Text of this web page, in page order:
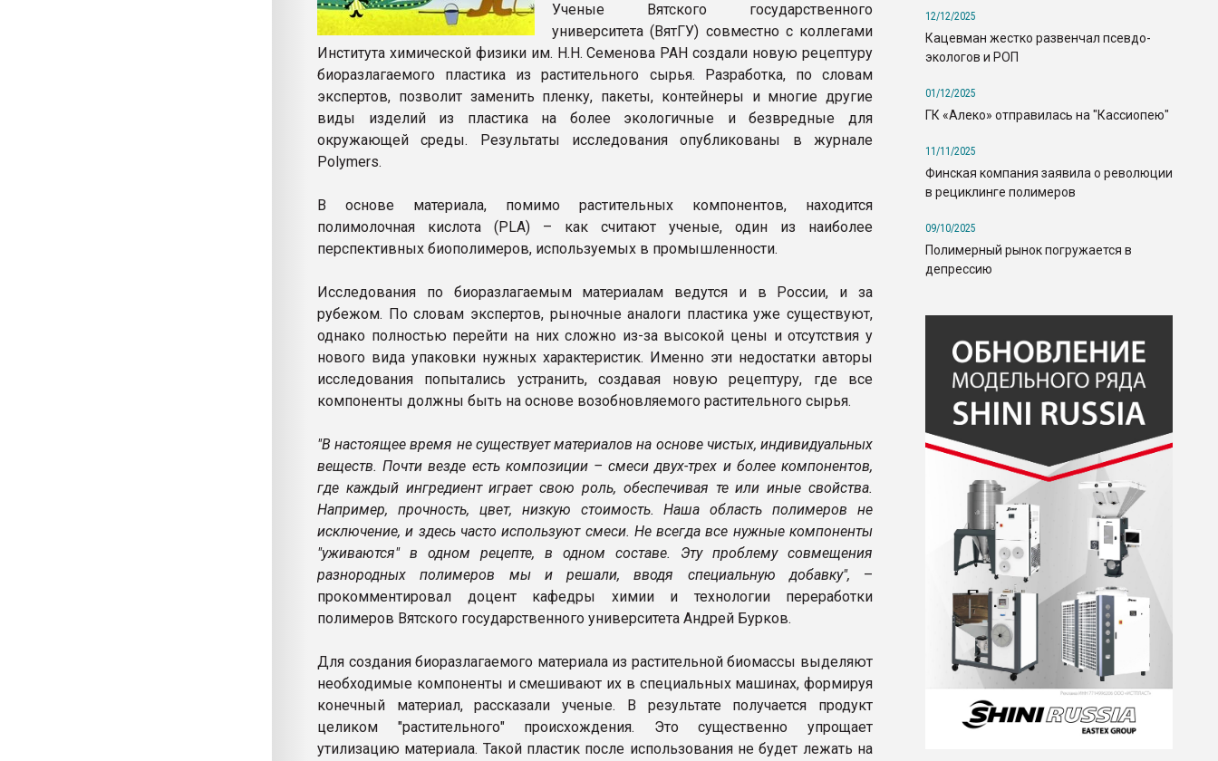
Ученые Вятского государственного
университета (ВятГУ) совместно с коллегами
Института химической физики им. Н.Н. Семенова РАН создали новую рецептуру
биоразлагаемого пластика из растительного сырья. Разработка, по словам
экспертов, позволит заменить пленку, пакеты, контейнеры и многие другие
виды изделий из пластика на более экологичные и безвредные для
окружающей среды. Результаты исследования опубликованы в журнале
Polymers.
В основе материала, помимо растительных компонентов, находится
полимолочная кислота (PLA) – как считают ученые, один из наиболее
перспективных биополимеров, используемых в промышленности.
Исследования по биоразлагаемым материалам ведутся и в России, и за
рубежом. По словам экспертов, рыночные аналоги пластика уже существуют,
однако полностью перейти на них сложно из-за высокой цены и отсутствия у
нового вида упаковки нужных характеристик. Именно эти недостатки авторы
исследования попытались устранить, создавая новую рецептуру, где все
компоненты должны быть на основе возобновляемого растительного сырья.
"В настоящее время не существует материалов на основе чистых, индивидуальных
веществ. Почти везде есть композиции – смеси двух-трех и более компонентов,
где каждый ингредиент играет свою роль, обеспечивая те или иные свойства.
Например, прочность, цвет, низкую стоимость. Наша область полимеров не
исключение, и здесь часто используют смеси. Не всегда все нужные компоненты
"уживаются" в одном рецепте, в одном составе. Эту проблему совмещения
разнородных полимеров мы и решали, вводя специальную добавку", –
прокомментировал доцент кафедры химии и технологии переработки
полимеров Вятского государственного университета Андрей Бурков.
Для создания биоразлагаемого материала из растительной биомассы выделяют
необходимые компоненты и смешивают их в специальных машинах, формируя
конечный материал, рассказали ученые. В результате получается продукт
целиком "растительного" происхождения. Это существенно упрощает
утилизацию материала. Такой пластик после использования не будет лежать на
12/12/2025
Кацевман жестко развенчал псевдо-
экологов и РОП
01/12/2025
ГК «Алеко» отправилась на "Кассиопею"
11/11/2025
Финская компания заявила о революции
в рециклинге полимеров
09/10/2025
Полимерный рынок погружается в
депрессию